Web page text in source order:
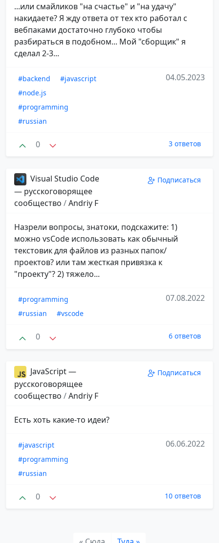
...или смайликов "на счастье" и "на удачу"
накидаете? Я жду ответа от тех кто работал с
вебпаками достаточно глубоко чтобы
разбираться в подобном... Мой "сборщик" я
сделал 2-3...
#backend
#javascript
#node.js
#programming
#russian
04.05.2023
0 3 ответов
Visual Studio Code
— русскоговорящее
сообщество /Andriy F
Подписаться
Назрели вопросы, знатоки, подскажите: 1)
можно vsCode использовать как обычный
текстовик для файлов из разных папок/
проектов? или там жесткая привязка к
"проекту"? 2) тяжело...
#programming
#russian
#vscode
07.08.2022
0 6 ответов
JavaScript —
русскоговорящее
сообщество /Andriy F
Подписаться
Есть хоть какие-то идеи?
#javascript
#programming
#russian
06.06.2022
0 10 ответов